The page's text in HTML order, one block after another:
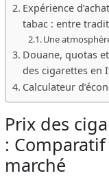
Expérience
tabac : entre
Une
Douane, quotas
des cigarettes en
Calculateur
Prix des
:
marché